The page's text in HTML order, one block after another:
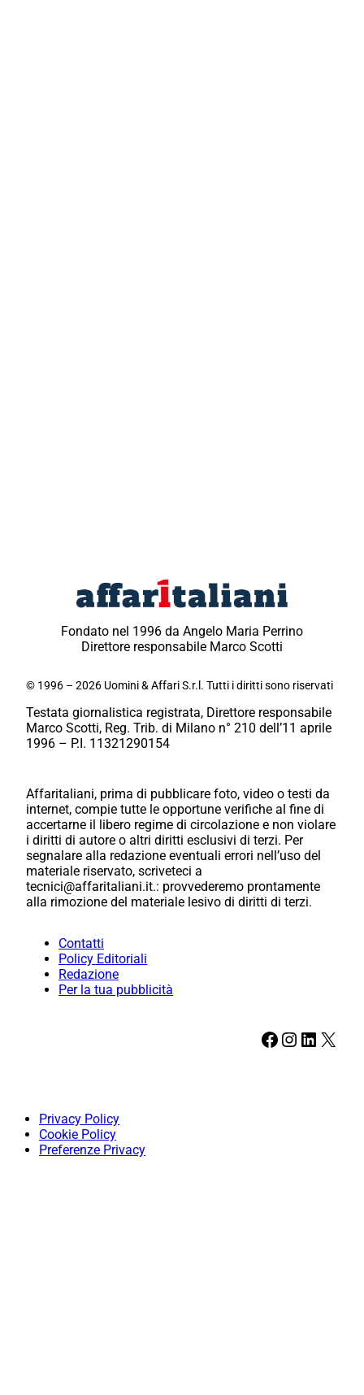
Fondato nel 1996 da Angelo Maria Perrino
Direttore responsabile Marco Scotti
© 1996 – 2026 Uomini & Affari S.r.l. Tutti i diritti sono riservati
Testata giornalistica registrata, Direttore responsabile
Marco Scotti, Reg. Trib. di Milano n° 210 dell’11 aprile
1996 – P.I. 11321290154
Affaritaliani, prima di pubblicare foto, video o testi da
internet, compie tutte le opportune verifiche al fine di
accertarne il libero regime di circolazione e non violare
i diritti di autore o altri diritti esclusivi di terzi. Per
segnalare alla redazione eventuali errori nell’uso del
materiale riservato, scriveteci a
tecnici@affaritaliani.it.: provvederemo prontamente
alla rimozione del materiale lesivo di diritti di terzi.
Contatti
Policy Editoriali
Redazione
Per la tua pubblicità
Facebook Instagram LinkedIn X
Privacy Policy
Cookie Policy
Preferenze Privacy